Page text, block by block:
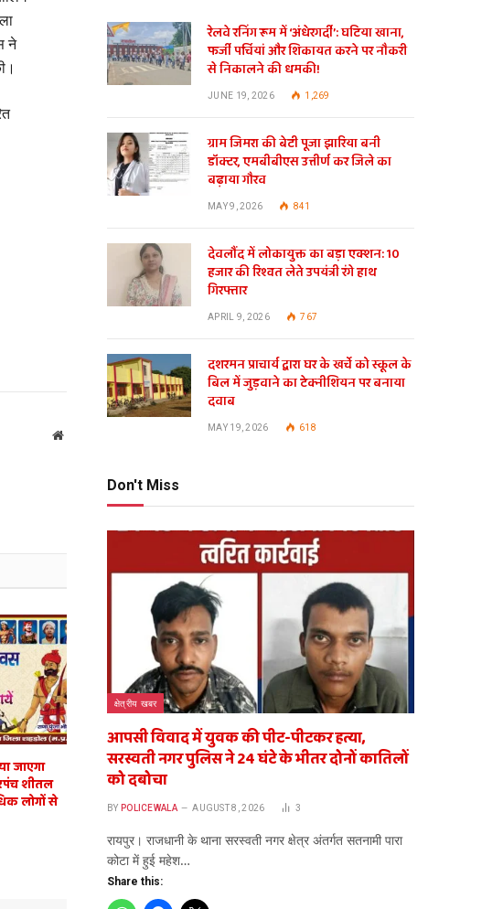
ने
Website
जाएगा
शीतल
लोगों से
रेलवे रनिंग रूम में ‘अंधेरगर्दी’: घटिया खाना,
फर्जी पर्चियां और शिकायत करने पर नौकरी
से निकालने की धमकी!
JUNE 19, 2026 1,269
ग्राम जिमरा की बेटी पूजा झारिया बनी
डॉक्टर, एमबीबीएस उत्तीर्ण कर जिले का
बढ़ाया गौरव
MAY 9, 2026 841
देवलौंद में लोकायुक्त का बड़ा एक्शन: 10
हजार की रिश्वत लेते उपयंत्री रंगे हाथ
गिरफ्तार
APRIL 9, 2026 767
दशरमन प्राचार्य द्वारा घर के खर्चे को स्कूल के
बिल में जुड़वाने का टेक्नीशियन पर बनाया
दवाब
MAY 19, 2026 618
Don't Miss
क्षेत्रीय खबर
आपसी विवाद में युवक की पीट-पीटकर हत्या,
सरस्वती नगर पुलिस ने 24 घंटे के भीतर दोनों कातिलों
को दबोचा
BY POLICEWALA AUGUST 8, 2026 3
​रायपुर। राजधानी के थाना सरस्वती नगर क्षेत्र अंतर्गत सतनामी पारा
कोटा में हुई महेश…
Share this: